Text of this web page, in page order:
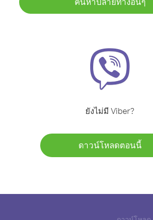
ยังไม่มี Viber?
ดาวน์โหลดตอนนี้